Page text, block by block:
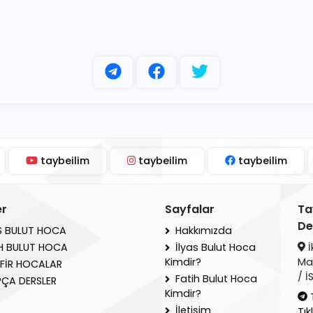
taybeilim taybeilim taybeilim
BULUT HOCA
BULUT HOCA
HOCALAR
DERSLER
Sayfalar
Hakkımızda
İlyas Bulut Hoca
Kimdir?
Fatih Bulut Hoca
Kimdir?
/